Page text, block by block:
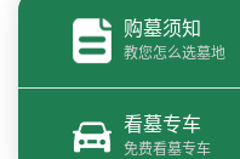
购墓须知
教您怎么选墓地
看墓专车
免费看墓专车